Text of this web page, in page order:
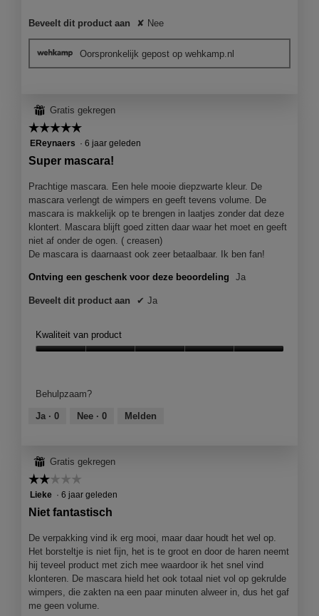
Beveelt dit product aan ✘ Nee
Oorspronkelijk gepost op wehkamp.nl
⊞ Gratis gekregen
☆☆☆☆☆
☆☆☆☆☆
5
van
sterren.
EReynaers · 6 jaar geleden
Super mascara!
Prachtige mascara. Een hele mooie diepzwarte kleur. De
mascara verlengt de wimpers en geeft tevens volume. De
mascara is makkelijk op te brengen in laatjes zonder dat deze
klontert. Mascara blijft goed zitten daar waar het moet en geeft
niet af onder de ogen. ( creasen)
De mascara is daarnaast ook zeer betaalbaar. Ik ben fan!
Ontving een geschenk voor deze beoordeling Ja
Beveelt dit product aan ✔ Ja
Kwaliteit van product
5
van
Behulpzaam?
Ja · 0 Nee · 0 Melden
⊞ Gratis gekregen
☆☆☆☆☆
☆☆☆☆☆
2
sterren.
Lieke · 6 jaar geleden
Niet fantastisch
De verpakking vind ik erg mooi, maar daar houdt het wel op.
Het borsteltje is niet fijn, het is te groot en door de haren neemt
hij teveel product met zich mee waardoor ik het snel vind
klonteren. De mascara hield het ook totaal niet vol op gekrulde
wimpers, die zakten na een paar minuten alweer in, dus het gaf
me geen volume.